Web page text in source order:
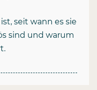
seit wann es sie
sind und warum